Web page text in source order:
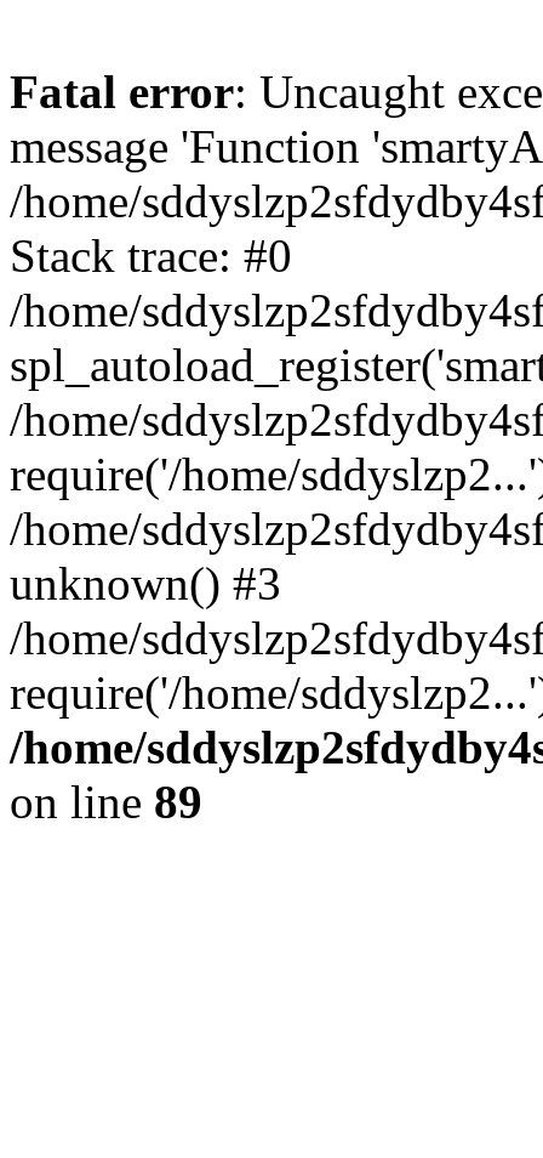
Fatal error: Uncaught
message 'Function
/home/
Stack trace: #0
/home/
/home/
require('/home/
/home/
unknown() #3
/home/
require('/home/
/home/
on line 89